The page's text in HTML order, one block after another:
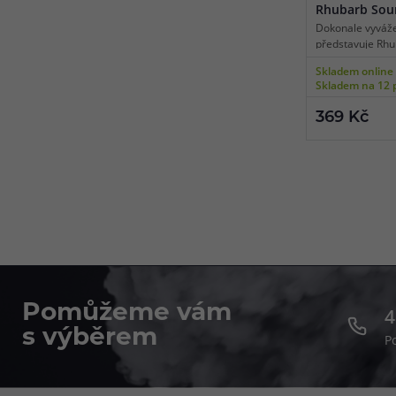
Rhubarb
(Rebarbora
Dokonale
představuje
totiž vyvažuje
rebarbory. Obě
nádherně
nejen
chutný. Je to
Skladem online
Skladem na 12
369 Kč
Pomůžeme vám
s výběrem